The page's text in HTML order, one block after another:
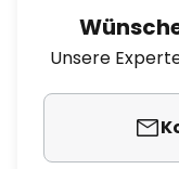
Unsere